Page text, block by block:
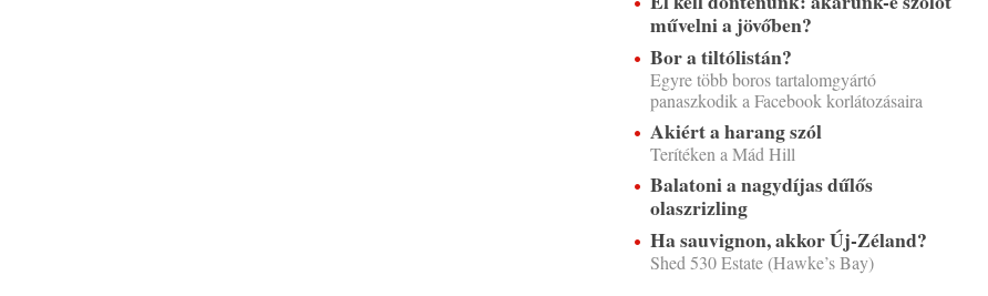
művelni a jövőben?
Bor a tiltólistán?
Egyre több boros tartalomgyártó
panaszkodik a Facebook korlátozásaira
Akiért a harang szól
Terítéken a Mád Hill
Balatoni a nagydíjas dűlős
olaszrizling
Ha sauvignon, akkor Új-Zéland?
Shed 530 Estate (Hawke’s Bay)